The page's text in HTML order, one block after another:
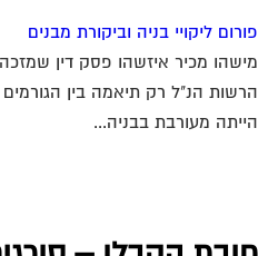
ליקויי בניה וביקורת מבנים
מכיר איזשהו פסק דין שמזכה
הנ"ל רק תיאמה בין הגורמים
מעורבת בבניה...